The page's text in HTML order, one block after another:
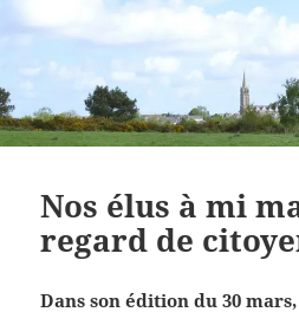
Nos élus à mi
regard de
Dans son édition du 30